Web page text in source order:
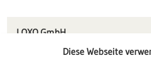
LOXO GmbH
69221 DossenheimDiese Webseite